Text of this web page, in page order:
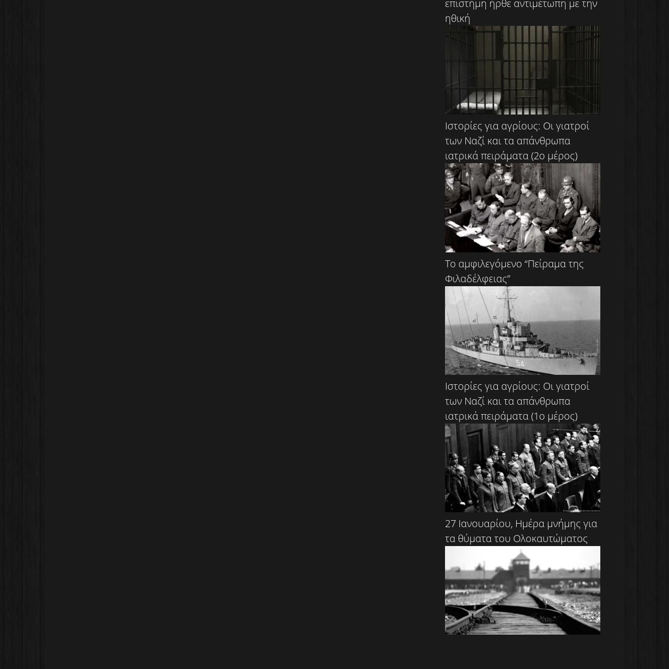
επιστήμη ήρθε αντιμέτωπη με την
ηθική
Ιστορίες για αγρίους: Οι γιατροί
των Ναζί και τα απάνθρωπα
ιατρικά πειράματα (2ο μέρος)
Το αμφιλεγόμενο “Πείραμα της
Φιλαδέλφειας”
Ιστορίες για αγρίους: Οι γιατροί
των Ναζί και τα απάνθρωπα
ιατρικά πειράματα (1ο μέρος)
27 Ιανουαρίου, Ημέρα μνήμης για
τα θύματα του Ολοκαυτώματος